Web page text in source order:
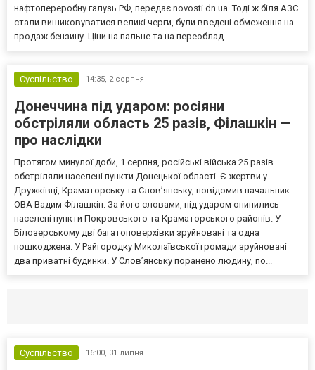
нафтопереробну галузь РФ, передає novosti.dn.ua. Тоді ж біля АЗС
стали вишиковуватися великі черги, були введені обмеження на
продаж бензину. Ціни на пальне та на переоблад...
Суспільство 14:35, 2 серпня
Донеччина під ударом: росіяни
обстріляли область 25 разів, Філашкін —
про наслідки
Протягом минулої доби, 1 серпня, російські війська 25 разів
обстріляли населені пункти Донецької області. Є жертви у
Дружківці, Краматорську та Слов’янську, повідомив начальник
ОВА Вадим Філашкін. За його словами, під ударом опинились
населені пункти Покровського та Краматорського районів. У
Білозерському дві багатоповерхівки зруйновані та одна
пошкоджена. У Райгородку Миколаївської громади зруйновані
два приватні будинки. У Слов’янську поранено людину, по...
Суспільство 16:00, 31 липня